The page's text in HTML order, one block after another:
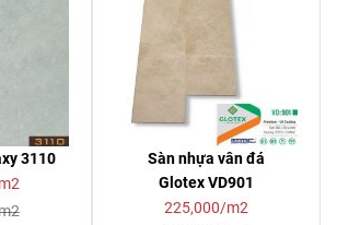
3110
Sàn nhựa vân đá
Glotex VD901
225,000/m2